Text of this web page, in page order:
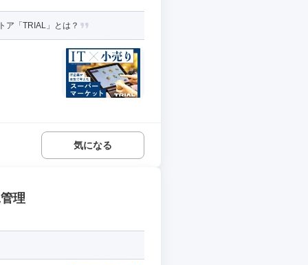
ア「TRIAL」とは？
気になる
理